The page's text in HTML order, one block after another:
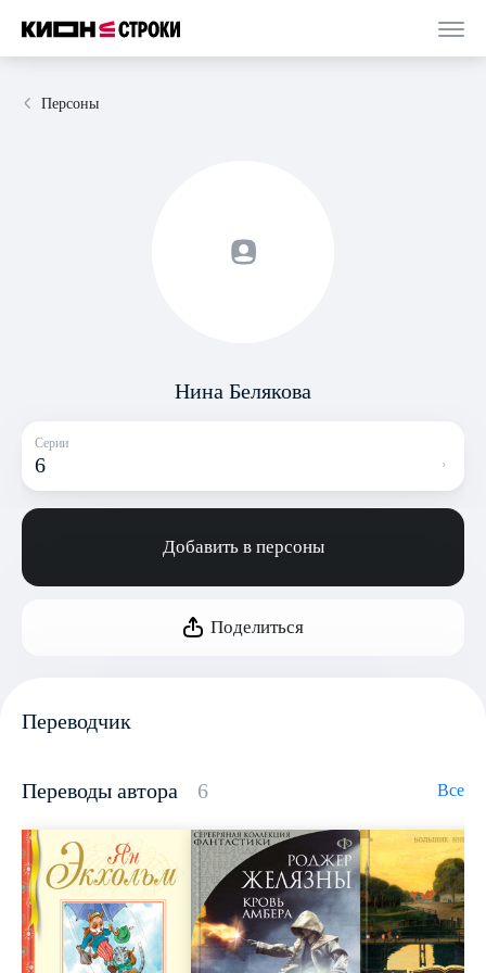
Персоны
Нина Белякова
Серии
6
Добавить в персоны
Поделиться
Переводчик
Переводы автора 6 Все